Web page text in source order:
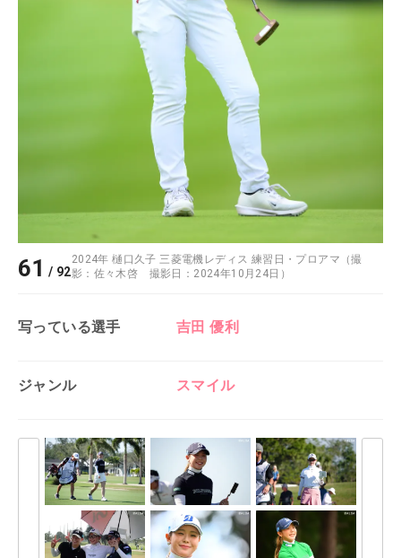
61 / 92
2024年 樋口久子 三菱電機レディス 練習日・プロアマ（撮
影：佐々木啓 撮影日：2024年10月24日）
写っている選手 吉田 優利
ジャンル スマイル